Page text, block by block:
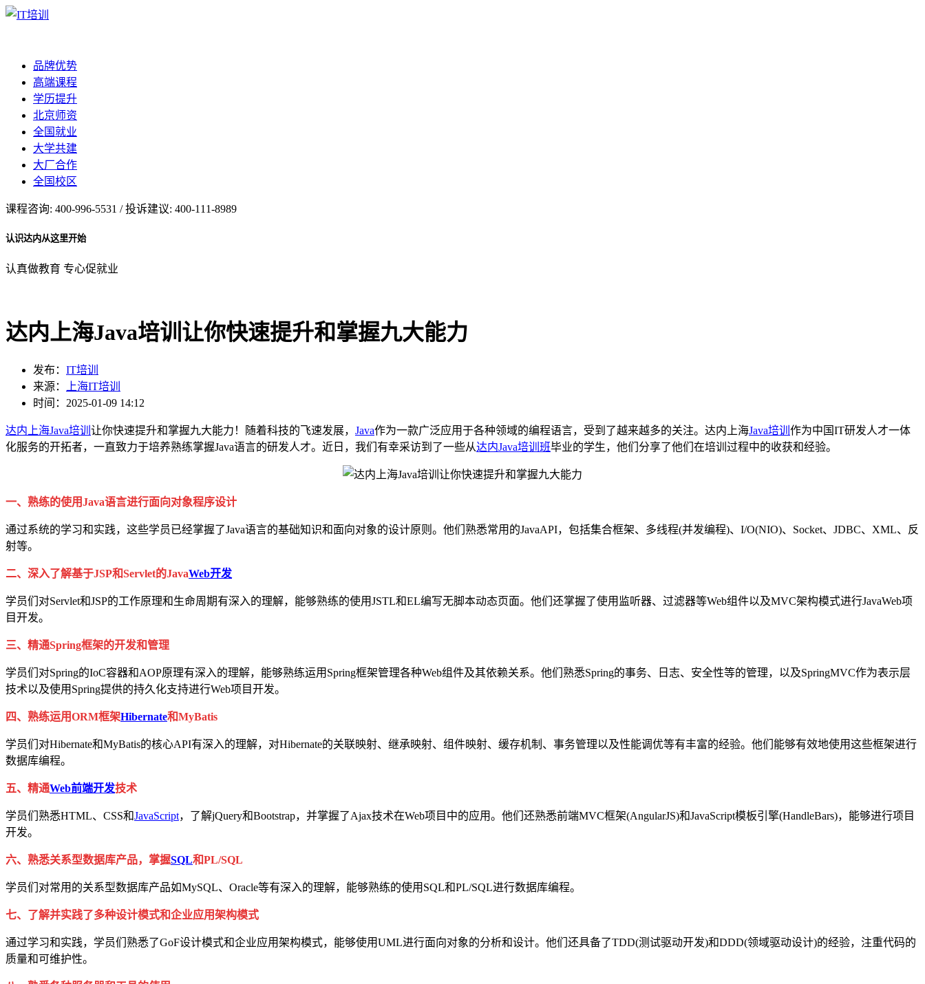
品牌优势
高端课程
学历提升
北京师资
全国就业
大学共建
大厂合作
全国校区
课程咨询: 400-996-5531 / 投诉建议: 400-111-8989
认识达内从这里开始
认真做教育 专心促就业
达内上海Java培训让你快速提升和掌握九大能力
发布： IT培训
来源：
上海IT培训
时间：2025-01-09 14:12
达内 上海Java培训 让你快速提升和掌握九大能力！随着科技的飞速发展， Java作为一款广泛应用于各种领域的编程语言，受到了越来越多的关注。达内上海Java培训 作为中国IT研发人才一体
化服务的开拓者，一直致力于培养熟练掌握Java语言的研发人才。近日，我们有幸采访到了一些从达内Java培训班毕业的学生，他们分享了他们在培训过程中的收获和经验。
一、熟练的使用Java语言进行面向对象程序设计
通过系统的学习和实践，这些学员已经掌握了Java语言的基础知识和面向对象的设计原则。他们熟悉常用的JavaAPI，包括集合框架、多线程(并发编程)、I/O(NIO)、Socket、JDBC、XML、反
射等。
二、深入了解基于JSP和Servlet的JavaWeb开发
学员们对Servlet和JSP的工作原理和生命周期有深入的理解，能够熟练的使用JSTL和EL编写无脚本动态页面。他们还掌握了使用监听器、过滤器等Web组件以及MVC架构模式进行JavaWeb项
目开发。
三、精通Spring框架的开发和管理
学员们对Spring的IoC容器和AOP原理有深入的理解，能够熟练运用Spring框架管理各种Web组件及其依赖关系。他们熟悉Spring的事务、日志、安全性等的管理，以及SpringMVC作为表示层
技术以及使用Spring提供的持久化支持进行Web项目开发。
四、熟练运用ORM框架Hibernate和MyBatis
学员们对Hibernate和MyBatis的核心API有深入的理解，对Hibernate的关联映射、继承映射、组件映射、缓存机制、事务管理以及性能调优等有丰富的经验。他们能够有效地使用这些框架进行
数据库编程。
五、精通Web前端开发技术
学员们熟悉HTML、CSS和JavaScript，了解jQuery和Bootstrap，并掌握了Ajax技术在Web项目中的应用。他们还熟悉前端MVC框架(AngularJS)和JavaScript模板引擎(HandleBars)，能够进行项目
开发。
六、熟悉关系型数据库产品，掌握SQL和PL/SQL
学员们对常用的关系型数据库产品如MySQL、Oracle等有深入的理解，能够熟练的使用SQL和PL/SQL进行数据库编程。
七、了解并实践了多种设计模式和企业应用架构模式
通过学习和实践，学员们熟悉了GoF设计模式和企业应用架构模式，能够使用UML进行面向对象的分析和设计。他们还具备了TDD(测试驱动开发)和DDD(领域驱动设计)的经验，注重代码的
质量和可维护性。